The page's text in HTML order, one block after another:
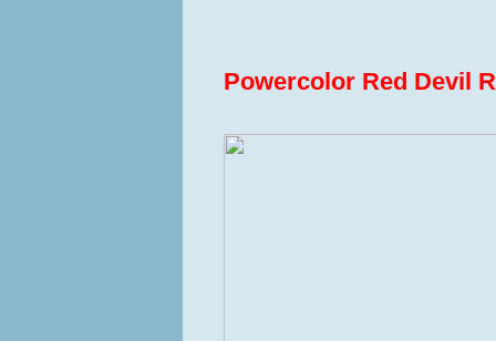
Powercolor Red Devil